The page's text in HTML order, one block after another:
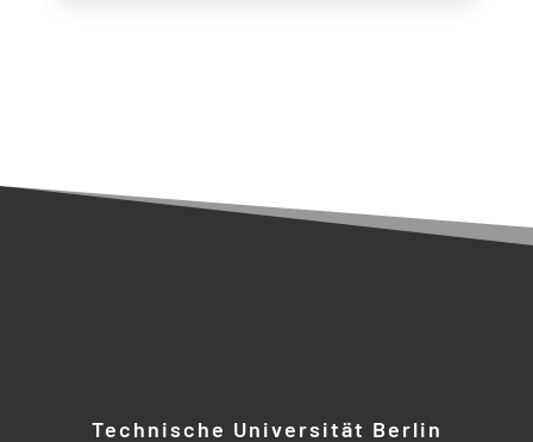
Technische Universität Berlin